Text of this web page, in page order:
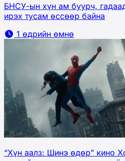
БНСУ-ын хүн ам буурч,
ирэх тусам өссөөр байна
1 өдрийн өмнө
“Хүн аалз: Шинэ өдөр” кино